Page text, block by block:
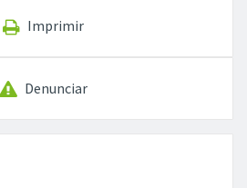
Imprimir
Denunciar